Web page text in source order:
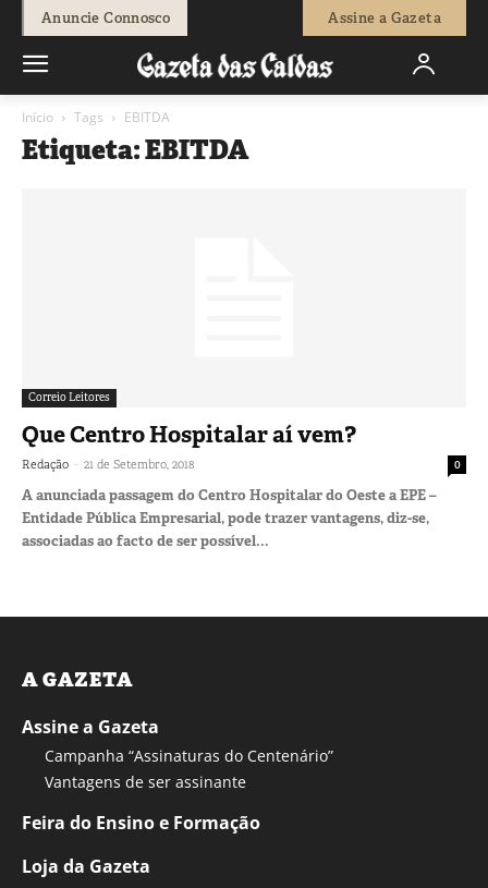
Anuncie Connosco Assine a Gazeta
Início Tags EBITDA
Etiqueta: EBITDA
Correio Leitores
Que Centro Hospitalar aí vem?
Redação - 21 de Setembro, 2018 0
A anunciada passagem do Centro Hospitalar do Oeste a EPE –
Entidade Pública Empresarial, pode trazer vantagens, diz-se,
associadas ao facto de ser possível...
A GAZETA
Assine a Gazeta
Campanha “Assinaturas do Centenário”
Vantagens de ser assinante
Feira do Ensino e Formação
Loja da Gazeta